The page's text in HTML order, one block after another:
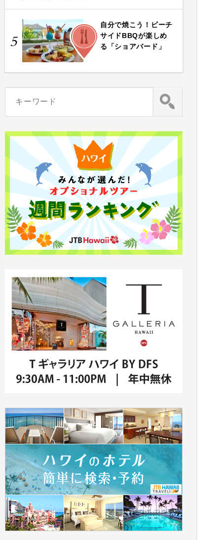
5
FOOD
自分で焼こう！ビーチ
サイドBBQが楽しめ
る「ショアバード」